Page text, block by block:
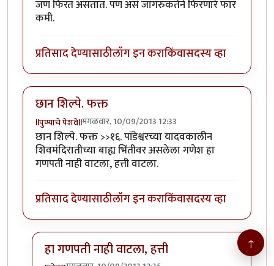
जण फिरत असतात. पण असं जागरुकतेने फिरणारे फार
कमी.
प्रतिसाद देण्यासाठीलॉग इन कराकिंवासदस्य व्हा
छान शिल्पे. फक्त
llपुण्याचे पेशवेllमंगळवार, 10/09/2013 12:33
छान शिल्पे. फक्त >>१६. पांडेश्वरच्या यादवकालीन
शिवमंदिरातीच्या बाह्य भिंतीवर असलेला गणेश हा
गणपती नाही वाटला, हत्ती वाटला.
प्रतिसाद देण्यासाठीलॉग इन कराकिंवासदस्य व्हा
हा गणपती नाही वाटला, हत्ती ↑